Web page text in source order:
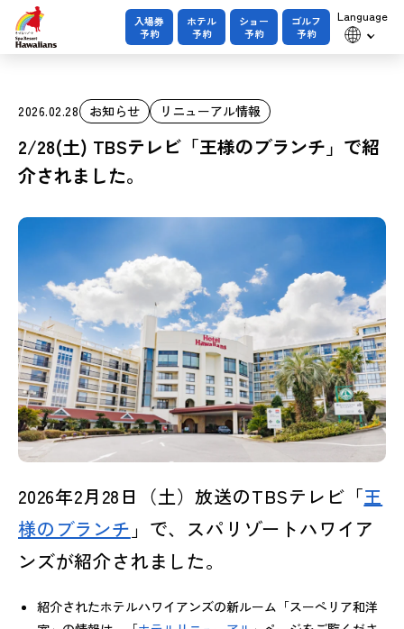
入場券
予約
ホテル
予約
ショー
予約
ゴルフ
予約
Language
2026.02.28 お知らせ リニューアル情報
2/28(土) TBSテレビ「王様のブランチ」で紹
介されました。
2026年2月28日（土）放送のTBSテレビ「王
様のブランチ 」で、スパリゾートハワイア
ンズが紹介されました。
紹介されたホテルハワイアンズの新ルーム「スーペリア和洋